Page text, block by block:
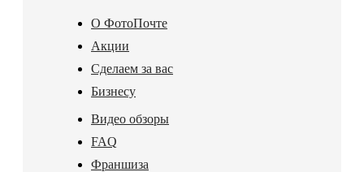
О ФотоПочте
Акции
Сделаем за вас
Бизнесу
Видео обзоры
FAQ
Франшиза